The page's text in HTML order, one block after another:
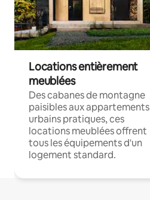
Locations entièrement
meublées
Des cabanes de montagne
paisibles aux appartements
urbains pratiques, ces
locations meublées offrent
tous les équipements d'un
logement standard.